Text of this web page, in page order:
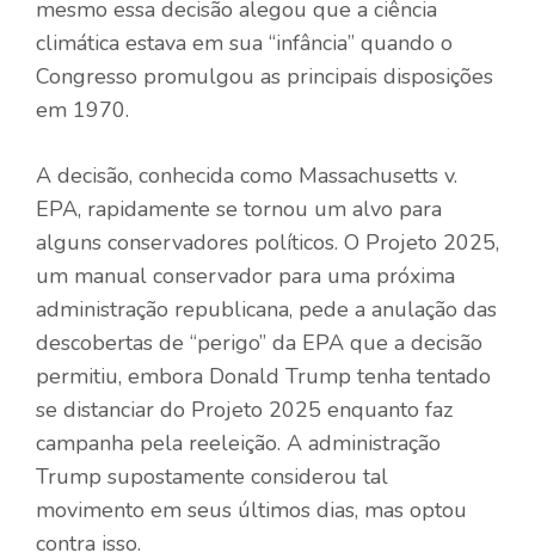
mesmo essa decisão alegou que a ciência
climática estava em sua “infância” quando o
Congresso promulgou as principais disposições
em 1970.
A decisão, conhecida como Massachusetts v.
EPA, rapidamente se tornou um alvo para
alguns conservadores políticos. O Projeto 2025,
um manual conservador para uma próxima
administração republicana, pede a anulação das
descobertas de “perigo” da EPA que a decisão
permitiu, embora Donald Trump tenha tentado
se distanciar do Projeto 2025 enquanto faz
campanha pela reeleição. A administração
Trump supostamente considerou tal
movimento em seus últimos dias, mas optou
contra isso.